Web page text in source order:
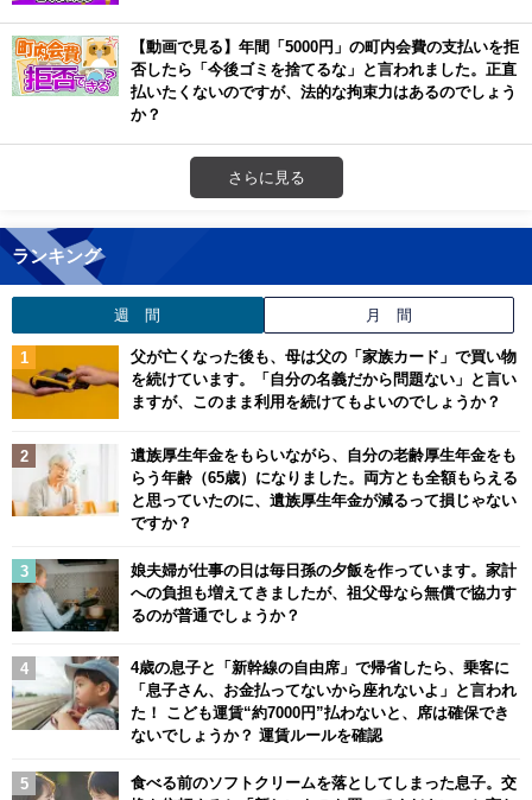
【動画で見る】年間「5000円」の町内会費の支払いを拒
否したら「今後ゴミを捨てるな」と言われました。正直
払いたくないのですが、法的な拘束力はあるのでしょう
か？
さらに見る
ランキング
週 間 月 間
父が亡くなった後も、母は父の「家族カード」で買い物
を続けています。「自分の名義だから問題ない」と言い
ますが、このまま利用を続けてもよいのでしょうか？
遺族厚生年金をもらいながら、自分の老齢厚生年金をも
らう年齢（65歳）になりました。両方とも全額もらえる
と思っていたのに、遺族厚生年金が減るって損じゃない
ですか？
娘夫婦が仕事の日は毎日孫の夕飯を作っています。家計
への負担も増えてきましたが、祖父母なら無償で協力す
るのが普通でしょうか？
4歳の息子と「新幹線の自由席」で帰省したら、乗客に
「息子さん、お金払ってないから座れないよ」と言われ
た！ こども運賃“約7000円”払わないと、席は確保でき
ないでしょうか？ 運賃ルールを確認
食べる前のソフトクリームを落としてしまった息子。交